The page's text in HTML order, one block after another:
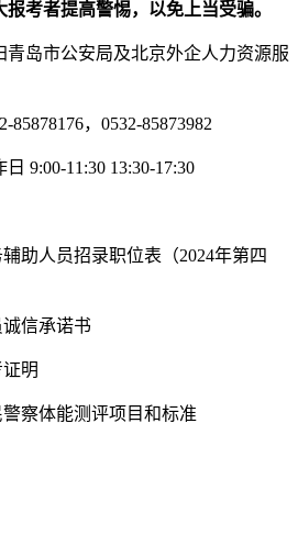
考者提高警惕，以免上当受骗。
岛市公安局及北京外企人力资源服
，0532-85873982
9:00-11:30 13:30-17:30
人员招录职位表（2024年第四
信承诺书
明
察体能测评项目和标准